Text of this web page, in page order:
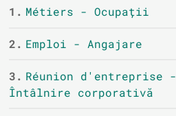
1. Métiers - Ocupații
2. Emploi - Angajare
3. Réunion d'entreprise -
Întâlnire corporativă